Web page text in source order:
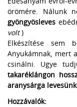
örömére. Nálunk
gyöngyösleves
volt)
Elkészítése sem
Anyukámnak, mert
csinálni. Ugye
takaréklángon
aranysárga
Hozzávalók: